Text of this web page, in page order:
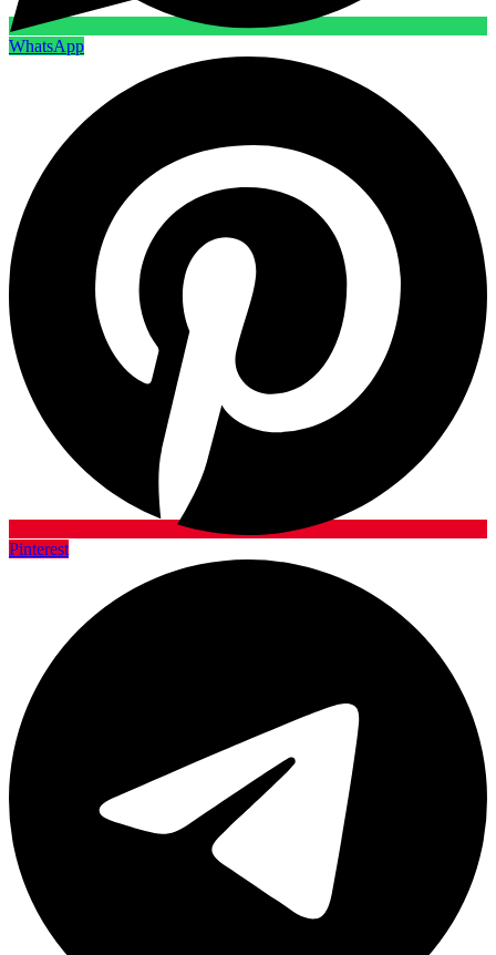
WhatsApp
Pinterest